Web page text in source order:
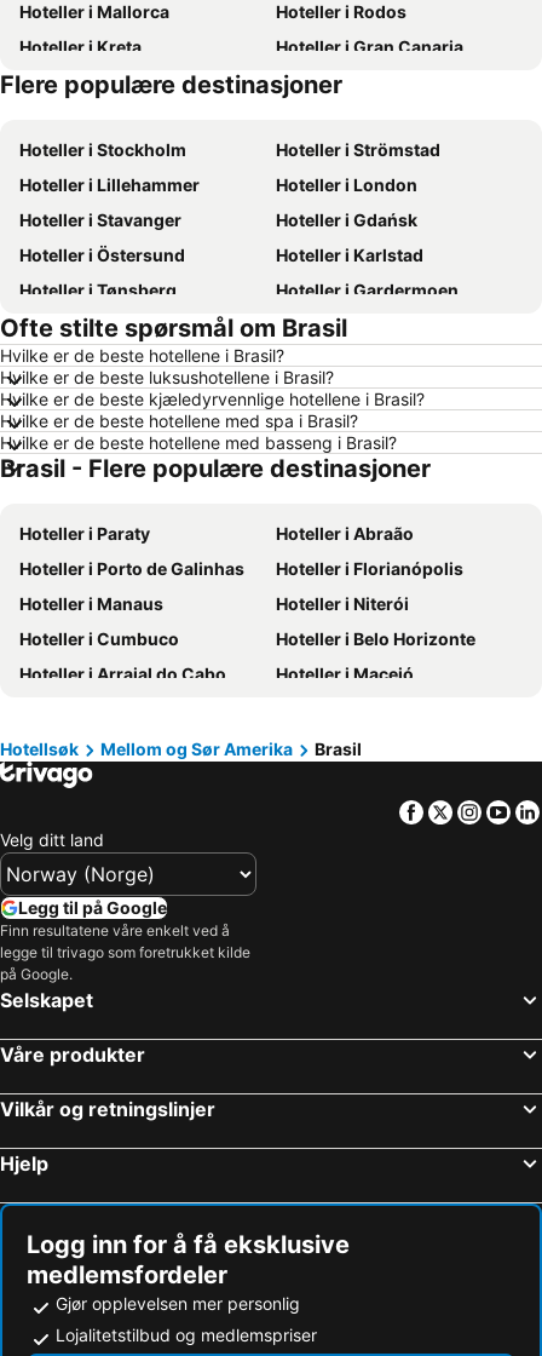
Hoteller i Mallorca
Hoteller i Rodos
Hoteller i Kreta
Hoteller i Gran Canaria
Hoteller i Sverige
Hoteller i Hellas
Flere populære destinasjoner
Hoteller i Stockholm
Hoteller i Strömstad
Hoteller i Lillehammer
Hoteller i London
Hoteller i Stavanger
Hoteller i Gdańsk
Hoteller i Östersund
Hoteller i Karlstad
Hoteller i Tønsberg
Hoteller i Gardermoen
Hoteller i Hamar
Hoteller i Bodø
Hoteller i Geilo
Hoteller i Arendal
Hoteller i Ålesund
Hoteller i Fredrikstad
Hoteller i Sandefjord
Hoteller i Aalborg
Hoteller i Roma
Hoteller i Norge
Hoteller i Västra Götalands län
Hoteller i Sørlandet
Hoteller i Spania
Hoteller i Gardasjøen
Hoteller i Malta
Hoteller i Region Nordjylland
Hoteller i Kypros
Hoteller i Tenerife
Hoteller i Italia
Hoteller i Kroatia
Hoteller i Phuket
Hoteller i Lofoten
Hoteller i Telemark
Ofte stilte spørsmål om Brasil
Hvilke er de beste hotellene i Brasil?
Hvilke er de beste luksushotellene i Brasil?
Hvilke er de beste kjæledyrvennlige hotellene i Brasil?
Hvilke er de beste hotellene med spa i Brasil?
Hvilke er de beste hotellene med basseng i Brasil?
Brasil - Flere populære destinasjoner
Hoteller i Paraty
Hoteller i Abraão
Hoteller i Porto de Galinhas
Hoteller i Florianópolis
Hoteller i Manaus
Hoteller i Niterói
Hoteller i Cumbuco
Hoteller i Belo Horizonte
Hoteller i Arraial do Cabo
Hoteller i Maceió
Hoteller i Aquiraz
Hoteller i Torres
Hoteller i Belém do Pará
Hoteller i São Luís
Hoteller i Jijoca de Jericoacoara
Hoteller i Cabo Frio
Hoteller i Angra dos Reis
Hoteller i Ipojuca
Hoteller i Morro de São Paulo
Hoteller i Porto Alegre
Hoteller i Praia do Forte
Hoteller i Macaé
Hoteller i Governador Valadares
Hoteller i Goiânia
Hoteller i Petrópolis
Hotellsøk Mellom og Sør Amerika Brasil
Facebook
Twitter
Velg ditt land
Legg til på Google
Finn resultatene våre enkelt ved å
legge til trivago som foretrukket kilde
på Google.
Selskapet
Våre produkter
Vilkår og retningslinjer
Hjelp
Logg inn for å få eksklusive
medlemsfordeler
Gjør opplevelsen mer personlig
Lojalitetstilbud og medlemspriser